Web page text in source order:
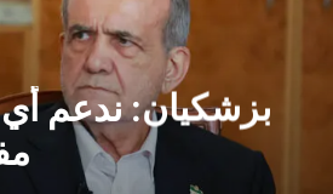
بزشكيان: ندعم أي